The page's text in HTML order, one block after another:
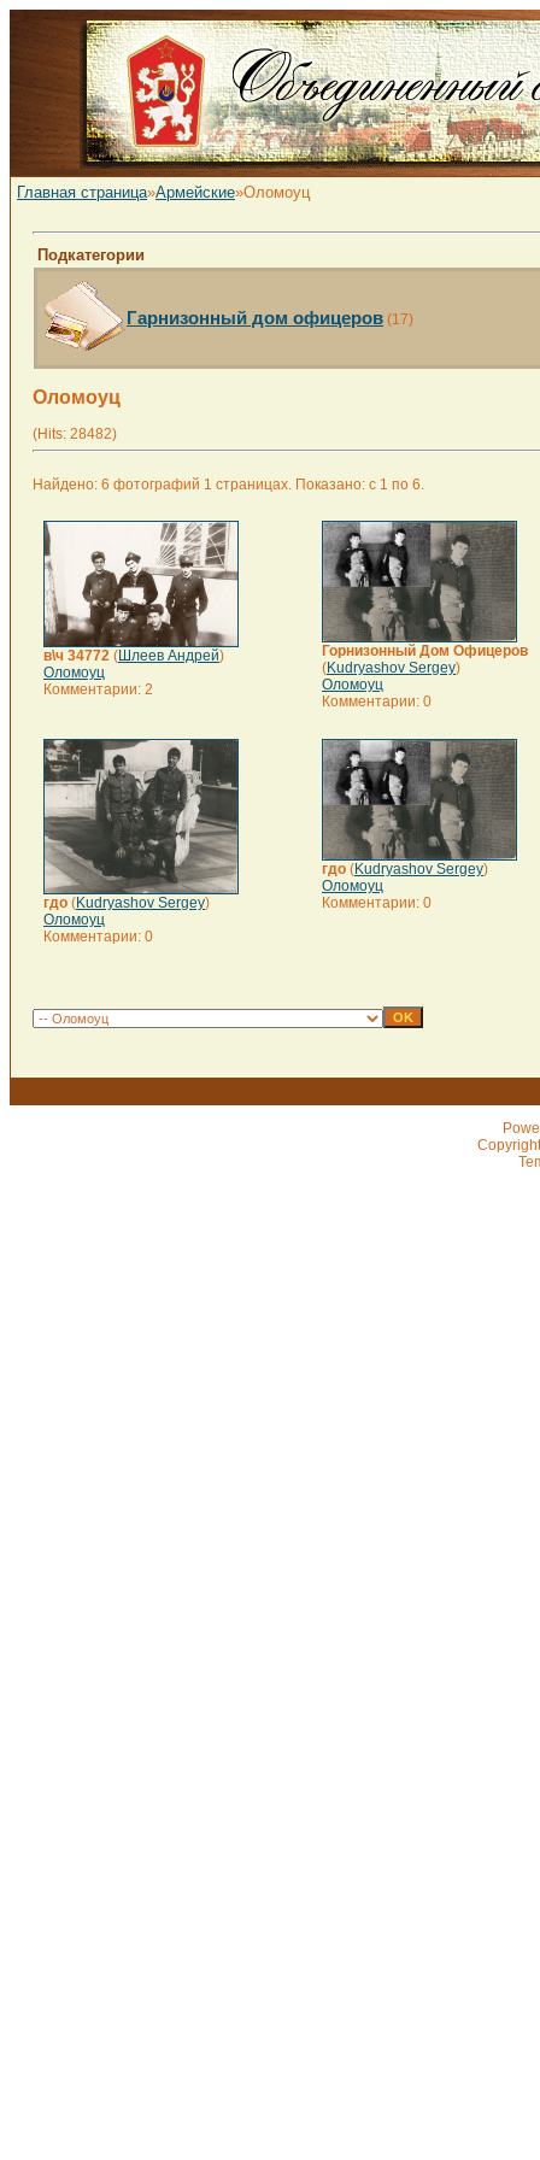
Главная страница»Армейские»Оломоуц
Подкатегории
Гарнизонный дом офицеров (17)
Оломоуц
(Hits: 28482)
Найдено: 6 фотографий 1 страницах. Показано: с 1 по 6.
в\ч 34772 (Шлеев Андрей)
Оломоуц
Комментарии: 2
Горнизонный Дом Офицеров
(Kudryashov Sergey)
Оломоуц
Комментарии: 0
гдо (Kudryashov Sergey)
Оломоуц
Комментарии: 0
гдо (Kudryashov Sergey)
Оломоуц
Комментарии: 0